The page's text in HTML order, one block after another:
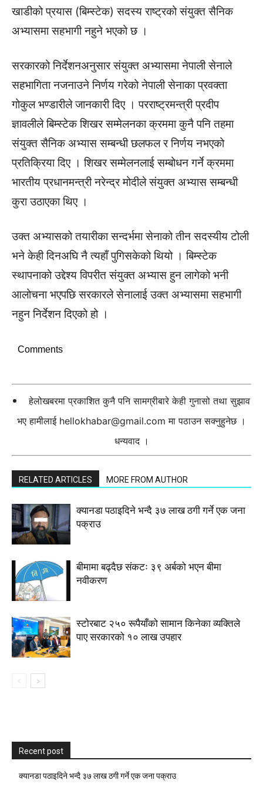
खाडीको प्रयास (बिम्स्टेक) सदस्य राष्ट्रको संयुक्त सैनिक
अभ्यासमा सहभागी नहुने भएको छ ।
सरकारको निर्देशनअनुसार संयुक्त अभ्यासमा नेपाली सेनाले
सहभागिता नजनाउने निर्णय गरेको नेपाली सेनाका प्रवक्ता
गोकुल भण्डारीले जानकारी दिए । परराष्ट्रमन्त्री प्रदीप
ज्ञावलीले बिम्स्टेक शिखर सम्मेलनका क्रममा कुनै पनि तहमा
संयुक्त सैनिक अभ्यास सम्बन्धी छलफल र निर्णय नभएको
प्रतिक्रिया दिए । शिखर सम्मेलनलाई सम्बोधन गर्ने क्रममा
भारतीय प्रधानमन्त्री नरेन्द्र मोदीले संयुक्त अभ्यास सम्बन्धी
कुरा उठाएका थिए ।
उक्त अभ्यासको तयारीका सन्दर्भमा सेनाको तीन सदस्यीय टोली
भने केही दिनअघि नै त्यहाँ पुगिसकेको थियो । बिम्स्टेक
स्थापनाको उद्देश्य विपरीत संयुक्त अभ्यास हुन लागेको भनी
आलोचना भएपछि सरकारले सेनालाई उक्त अभ्यासमा सहभागी
नहुन निर्देशन दिएको हो ।
Comments
हेलोखबरमा प्रकाशित कुनै पनि सामग्रीबारे केही गुनासो तथा सुझाव
भए हामीलाई hellokhabar@gmail.com मा पठाउन सक्नुहुनेछ ।
धन्यवाद ।
RELATED ARTICLES MORE FROM AUTHOR
क्यानडा पठाइदिने भन्दै ३७ लाख ठगी गर्ने एक जना
पक्राउ
बीमामा बढ्दैछ संकटः ३९ अर्बको भएन बीमा
नवीकरण
स्टाेरबाट २५० रूपैयाँको सामान किनेका व्यक्तिले
पाए सरकारको १० लाख उपहार
Recent post
क्यानडा पठाइदिने भन्दै ३७ लाख ठगी गर्ने एक जना पक्राउ